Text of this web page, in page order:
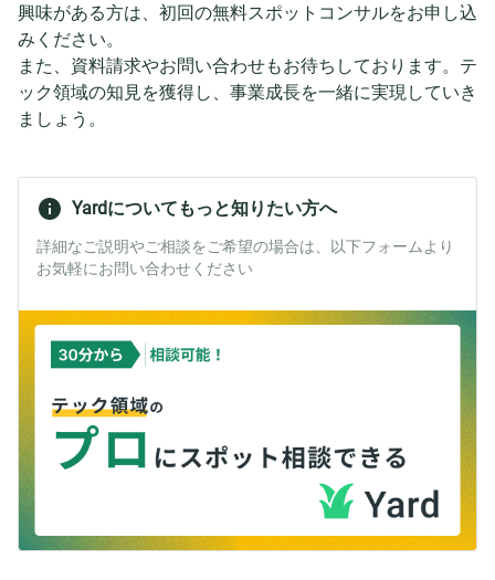
興味がある方は、初回の無料スポットコンサルをお申し込
みください。
また、資料請求やお問い合わせもお待ちしております。テ
ック領域の知見を獲得し、事業成長を一緒に実現していき
ましょう。
Yardについてもっと知りたい方へ
詳細なご説明やご相談をご希望の場合は、以下フォームより
お気軽にお問い合わせください